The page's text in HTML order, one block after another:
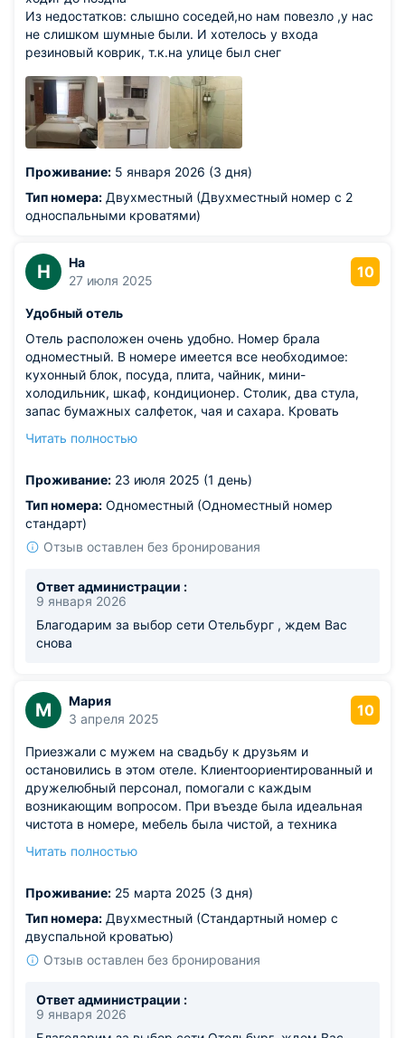
Из недостатков: слышно соседей,но нам повезло ,у нас
не слишком шумные были. И хотелось у входа
резиновый коврик, т.к.на улице был снег
Проживание: 5 января 2026 (3 дня)
Тип номера: Двухместный (Двухместный номер с 2
односпальными кроватями)
Н
На
27 июля 2025
10
Удобный отель
Отель расположен очень удобно. Номер брала
одноместный. В номере имеется все необходимое:
кухонный блок, посуда, плита, чайник, мини-
холодильник, шкаф, кондиционер. Столик, два стула,
запас бумажных салфеток, чая и сахара. Кровать
комната с душевой кабинкой, одноразовые
чистые полотенца, тапочки. Вода была горячая, напор
отличный. Жила в номере 13, никаких ужасов ). Входная
дверь закрывается плотно, звуки и свет из коридора не
попадают в номер. Соседей слышала только в части
того, что они что-то двигали в номере. Вместо окна в
красивый вид из окна - сказать не могу, зелень и
гаражи. Комаров не было, душно не было. Заселение в
отель бесконтактное, инструкции понятны. В общем
коридоре кулер с горячей и холодной водой. Фото
Читать полностью
Проживание: 23 июля 2025 (1 день)
Тип номера: Одноместный (Одноместный номер
стандарт)
Отзыв оставлен без бронирования
Ответ администрации :
9 января 2026
Благодарим за выбор сети Отельбург , ждем Вас
снова
М
Мария
3 апреля 2025
10
Приезжали с мужем на свадьбу к друзьям и
остановились в этом отеле. Клиентоориентированный и
дружелюбный персонал, помогали с каждым
возникающим вопросом. При въезде была идеальная
чистота в номере, мебель была чистой, а техника
даже пахли свежестью. Хорошее местоположение, в
Читать полностью
Проживание: 25 марта 2025 (3 дня)
Тип номера: Двухместный (Стандартный номер с
двуспальной кроватью)
Отзыв оставлен без бронирования
Ответ администрации :
9 января 2026